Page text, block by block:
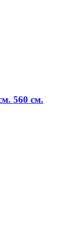
560 см.